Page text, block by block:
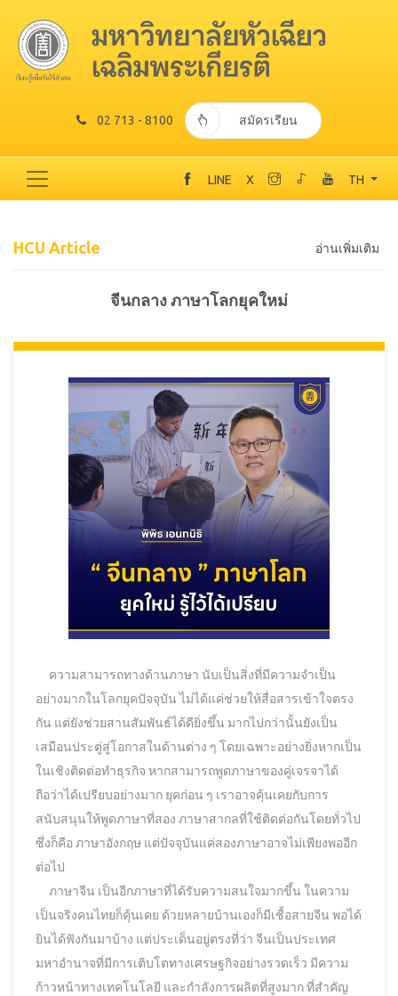
02 713 - 8100 สมัครเรียน
LINE X TH
HCU Article อ่านเพิ่มเติม
จีนกลาง ภาษาโลกยุคใหม่
ความสามารถทางด้านภาษา นับเป็นสิ่งที่มีความจำเป็น
อย่างมากในโลกยุคปัจจุบัน ไม่ได้แค่ช่วยให้สื่อสารเข้าใจตรง
กัน แต่ยังช่วยสานสัมพันธ์ได้ดียิ่งขึ้น มากไปกว่านั้นยังเป็น
เสมือนประตู่สู่โอกาสในด้านต่าง ๆ โดยเฉพาะอย่างยิ่งหากเป็น
ในเชิงติดต่อทำธุรกิจ หากสามารถพูดภาษาของคู่เจรจาได้
ถือว่าได้เปรียบอย่างมาก ยุคก่อน ๆ เราอาจคุ้นเคยกับการ
สนับสนุนให้พูดภาษาที่สอง ภาษาสากลที่ใช้ติดต่อกันโดยทั่วไป
ซึ่งก็คือ ภาษาอังกฤษ แต่ปัจจุบันแค่สองภาษาอาจไม่เพียงพออีก
ต่อไป
ภาษาจีน เป็นอีกภาษาที่ได้รับความสนใจมากขึ้น ในความ
เป็นจริงคนไทยก็คุ้นเคย ด้วยหลายบ้านเองก็มีเชื้อสายจีน พอได้
ยินได้ฟังกันมาบ้าง แต่ประเด็นอยู่ตรงที่ว่า จีนเป็นประเทศ
มหาอำนาจที่มีการเติบโตทางเศรษฐกิจอย่างรวดเร็ว มีความ
ก้าวหน้าทางเทคโนโลยี และกำลังการผลิตที่สูงมาก ที่สำคัญ